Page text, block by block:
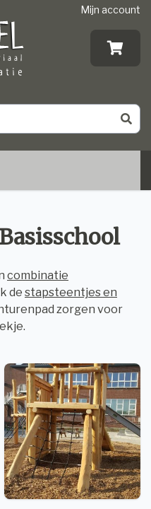
Mijn account
combinatie
de stapsteentjes en
zorgen voor